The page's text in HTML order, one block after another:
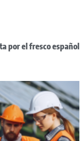
por el fresco español